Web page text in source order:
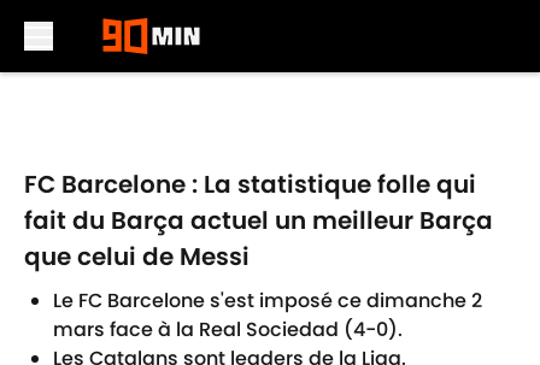
FC Barcelone : La statistique folle qui
fait du Barça actuel un meilleur Barça
que celui de Messi
Le FC Barcelone s'est imposé ce dimanche 2
mars face à la Real Sociedad (4-0).
Les Catalans sont leaders de la Liga.